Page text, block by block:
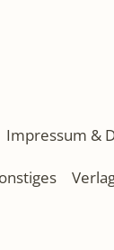
Impressum &